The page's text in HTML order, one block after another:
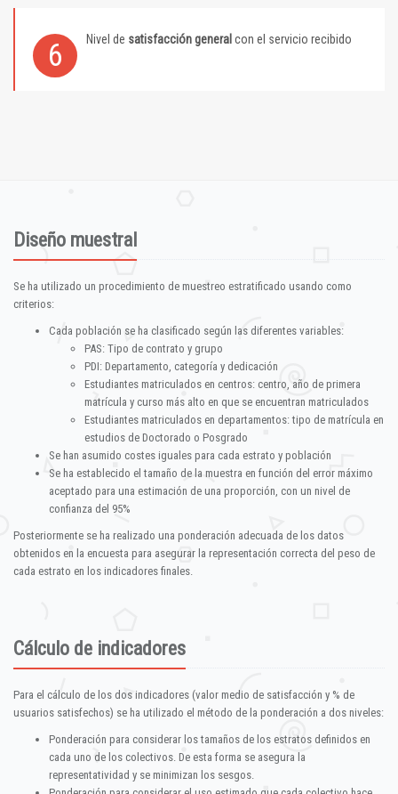
6 Nivel de satisfacción general con el servicio recibido
Diseño muestral
Se ha utilizado un procedimiento de muestreo estratificado usando como
criterios:
Cada población se ha clasificado según las diferentes variables:
PAS: Tipo de contrato y grupo
PDI: Departamento, categoría y dedicación
Estudiantes matriculados en centros: centro, año de primera
matrícula y curso más alto en que se encuentran matriculados
Estudiantes matriculados en departamentos: tipo de matrícula en
estudios de Doctorado o Posgrado
Se han asumido costes iguales para cada estrato y población
Se ha establecido el tamaño de la muestra en función del error máximo
aceptado para una estimación de una proporción, con un nivel de
confianza del 95%
Posteriormente se ha realizado una ponderación adecuada de los datos
obtenidos en la encuesta para asegurar la representación correcta del peso de
cada estrato en los indicadores finales.
Cálculo de indicadores
Para el cálculo de los dos indicadores (valor medio de satisfacción y % de
usuarios satisfechos) se ha utilizado el método de la ponderación a dos niveles:
Ponderación para considerar los tamaños de los estratos definidos en
cada uno de los colectivos. De esta forma se asegura la
representatividad y se minimizan los sesgos.